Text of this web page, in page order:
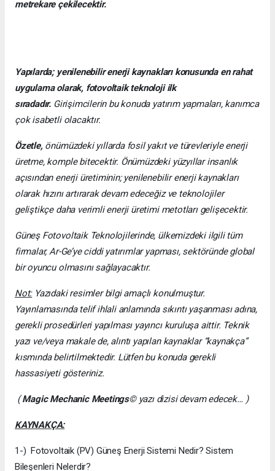
metrekare çekilecektir.
Yapılarda; yenilenebilir enerji kaynakları konusunda en rahat
uygulama olarak, fotovoltaik teknoloji ilk
sıradadır. Girişimcilerin bu konuda yatırım yapmaları, kanımca
çok isabetli olacaktır.
Özetle,önümüzdeki yıllarda fosil yakıt ve türevleriyle enerji
üretme, komple bitecektir. Önümüzdeki yüzyıllar insanlık
açısından enerji üretiminin; yenilenebilir enerji kaynakları
olarak hızını artırarak devam edeceğiz ve teknolojiler
geliştikçe daha verimli enerji üretimi metotları gelişecektir.
Güneş Fotovoltaik Teknolojilerinde, ülkemizdeki ilgili tüm
firmalar, Ar-Ge’ye ciddi yatırımlar yapması, sektöründe global
bir oyuncu olmasını sağlayacaktır.
Not:Yazıdaki resimler bilgi amaçlı konulmuştur.
Yayınlamasında telif ihlali anlamında sıkıntı yaşanması adına,
gerekli prosedürleri yapılması yayıncı kuruluşa aittir. Teknik
yazı ve/veya makale de, alıntı yapılan kaynaklar “kaynakça”
kısmında belirtilmektedir. Lütfen bu konuda gerekli
hassasiyeti gösteriniz.
(Magic Mechanic Meetings© yazı dizisi devam edecek… )
KAYNAKÇA:
1-) Fotovoltaik (PV) Güneş Enerji Sistemi Nedir? Sistem
Bileşenleri Nelerdir?